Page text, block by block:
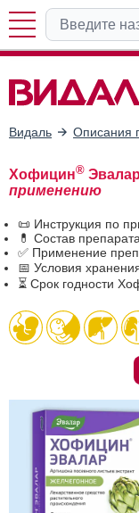
Видаль Описания
Хофицин®
применению
📜 Инструкция по
💊 Состав
✅ Применение
📅 Условия
⏳ Срок годности